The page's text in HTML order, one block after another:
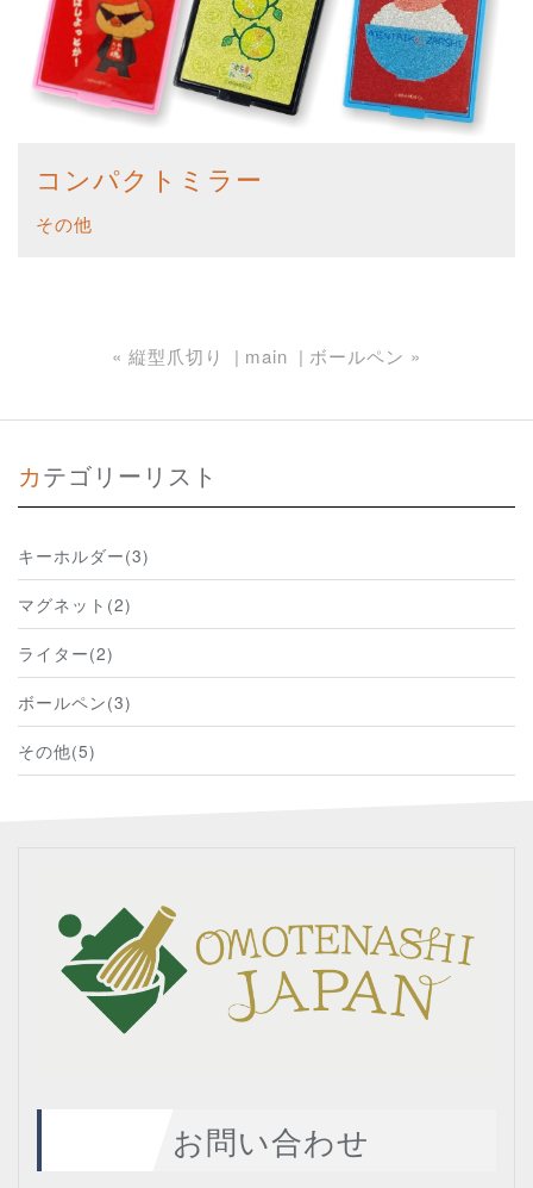
コンパクトミラー
その他
« 縦型爪切り main ボールペン »
カテゴリーリスト
キーホルダー(3)
マグネット(2)
ライター(2)
ボールペン(3)
その他(5)
お問い合わせ